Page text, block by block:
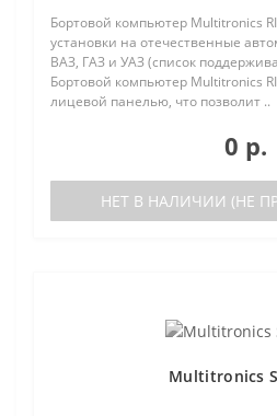
Бортовой компьютер Multitronics
установки на отечественные
ВАЗ, ГАЗ и УАЗ (список
Бортовой компьютер Multitronics
лицевой панелью, что позволит ..
0 р.
НЕТ В НАЛИЧИИ (НЕ
Multitronics